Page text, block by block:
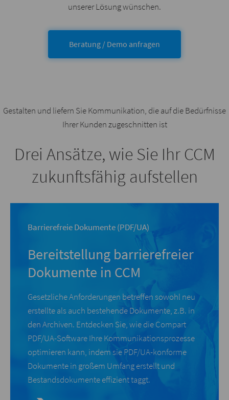
unserer Lösung wünschen.
Beratung / Demo anfragen
Gestalten und liefern Sie Kommunikation, die auf die Bedürfnisse
Ihrer Kunden zugeschnitten ist
Drei Ansätze, wie Sie Ihr CCM
zukunftsfähig aufstellen
Barrierefreie Dokumente (PDF/UA)
Bereitstellung barrierefreier
Dokumente in CCM
Gesetzliche Anforderungen betreffen sowohl neu
erstellte als auch bestehende Dokumente, z.B. in
den Archiven. Entdecken Sie, wie die Compart
PDF/UA-Software Ihre Kommunikationsprozesse
optimieren kann, indem sie PDF/UA-konforme
Dokumente in großem Umfang erstellt und
Bestandsdokumente effizient taggt.